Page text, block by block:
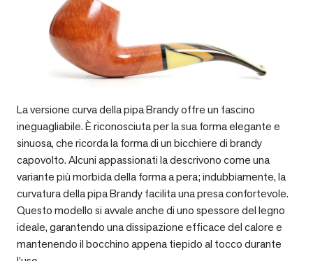
La versione curva della pipa Brandy offre un fascino
ineguagliabile. È riconosciuta per la sua forma elegante e
sinuosa, che ricorda la forma di un bicchiere di brandy
capovolto. Alcuni appassionati la descrivono come una
variante più morbida della forma a pera; indubbiamente, la
curvatura della pipa Brandy facilita una presa confortevole.
Questo modello si avvale anche di uno spessore del legno
ideale, garantendo una dissipazione efficace del calore e
mantenendo il bocchino appena tiepido al tocco durante